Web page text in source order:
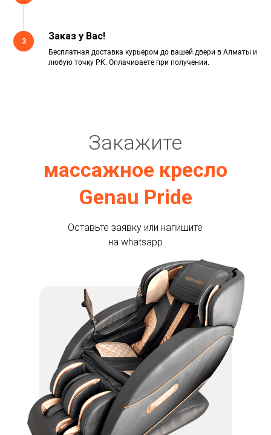
3 Заказ у Вас!
Бесплатная доставка курьером до вашей двери в Алматы и
любую точку РК. Оплачиваете при получении.
Оставьте заявку или напишите
на whatsapp
Закажите
массажное кресло
Genau Pride